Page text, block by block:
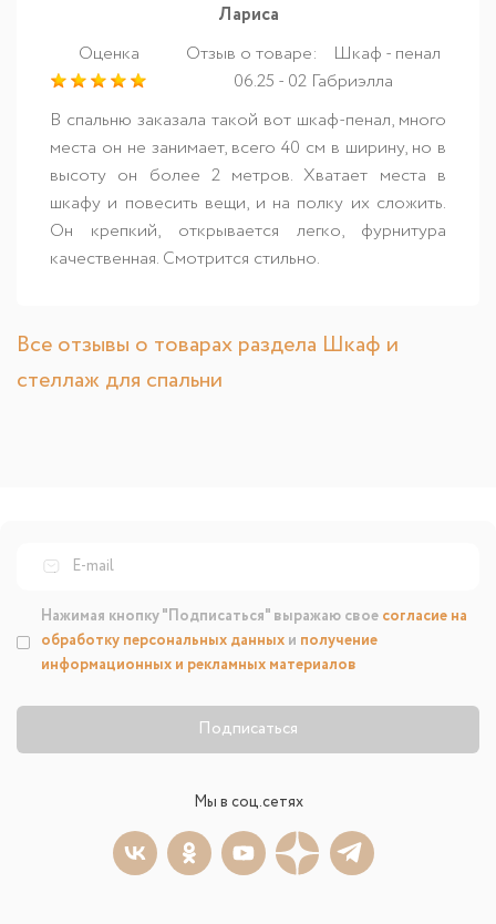
Лариса
Оценка
Отзыв о товаре:
Шкаф - пенал
06.25 - 02 Габриэлла
В спальню заказала такой вот шкаф-пенал, много
места он не занимает, всего 40 см в ширину, но в
высоту он более 2 метров. Хватает места в
шкафу и повесить вещи, и на полку их сложить.
Он крепкий, открывается легко, фурнитура
качественная. Смотрится стильно.
Все отзывы о товарах раздела Шкаф и
стеллаж для спальни
Подписаться
Нажимая кнопку "Подписаться" выражаю свое согласие на
обработку персональных данных и получение
информационных и рекламных материалов
Мы в соц.сетях